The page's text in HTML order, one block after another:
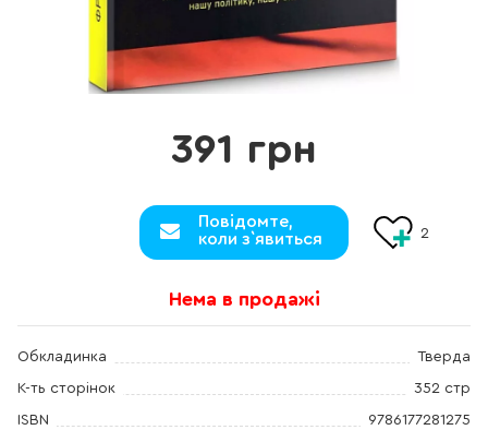
391 грн
Повідомте,
коли з`явиться
2
Нема в продажі
Обкладинка Тверда
К-ть сторінок 352 стр
ISBN 9786177281275